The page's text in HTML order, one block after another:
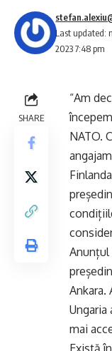
Last updated:
2023 7:48 pm
SHARE
“Am
NATO.
Ankara.
Ungaria
mai
Există